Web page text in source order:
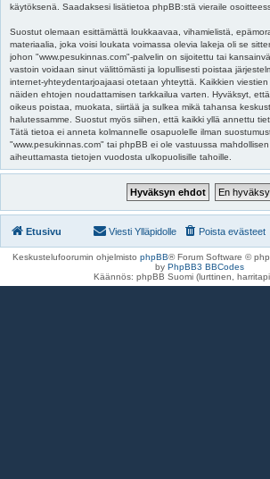
käytöksenä. Saadaksesi lisätietoa phpBB:stä vieraile
Suostut olemaan esittämättä loukkaavaa, vihamielistä,
materiaalia, joka voisi loukata voimassa olevia lakeja oli se
johon "www.pesukinnas.com"-palvelin on sijoitettu tai
vastoin voidaan sinut välittömästi ja lopullisesti poistaa
internet-yhteydentarjoajaasi otetaan yhteyttä. Kaikkien
näiden ehtojen noudattamisen tarkkailua varten. Hyväksyt,
oikeus poistaa, muokata, siirtää ja sulkea mikä tahansa
halutessamme. Suostut myös siihen, että kaikki yllä annettu
Tätä tietoa ei anneta kolmannelle osapuolelle ilman
"www.pesukinnas.com" tai phpBB ei ole vastuussa
aiheuttamasta tietojen vuodosta ulkopuolisille tahoille.
Etusivu Poista evästeet
Viesti Ylläpidolle
Keskustelufoorumin ohjelmisto phpBB® Forum Software ©
by PhpBB3 BBCodes
Käännös: phpBB Suomi (lurttinen,